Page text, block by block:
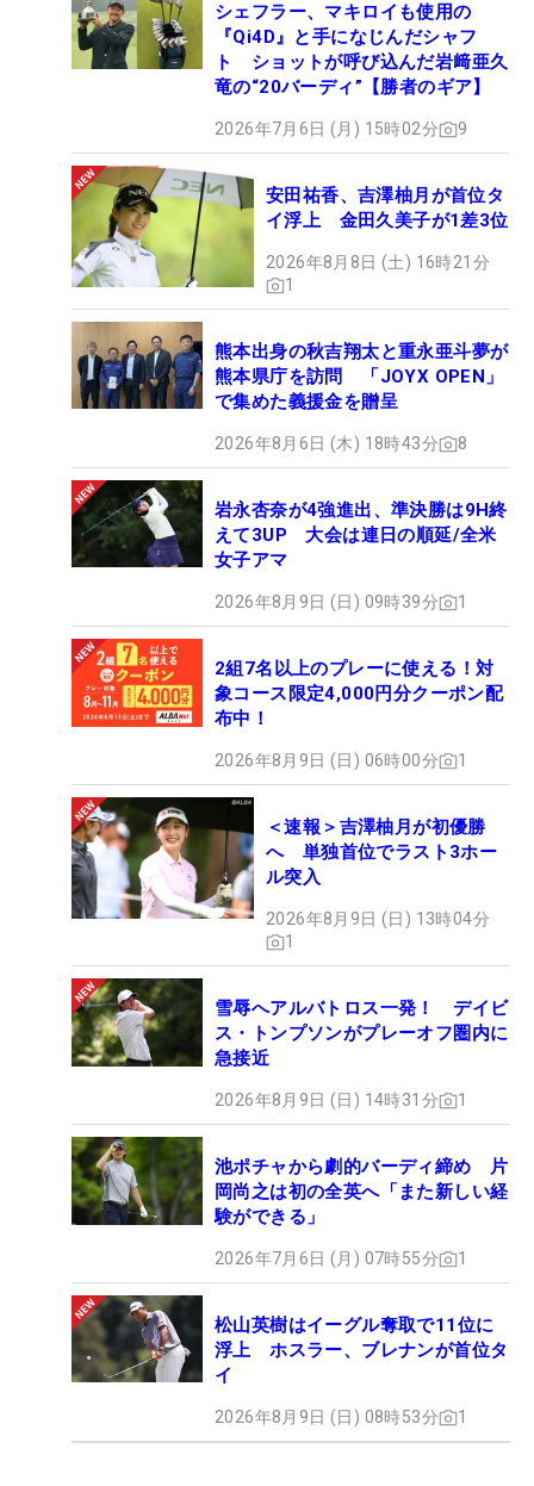
シェフラー、マキロイも使用の
『Qi4D』と手になじんだシャフ
ト ショットが呼び込んだ岩﨑亜久
竜の“20バーディ”【勝者のギア】
2026年7月6日 (月) 15時02分 9
安田祐香、吉澤柚月が首位タ
イ浮上 金田久美子が1差3位
2026年8月8日 (土) 16時21分
1
熊本出身の秋吉翔太と重永亜斗夢が
熊本県庁を訪問 「JOYX OPEN」
で集めた義援金を贈呈
2026年8月6日 (木) 18時43分 8
岩永杏奈が4強進出、準決勝は9H終
えて3UP 大会は連日の順延/全米
女子アマ
2026年8月9日 (日) 09時39分 1
2組7名以上のプレーに使える！対
象コース限定4,000円分クーポン配
布中！
2026年8月9日 (日) 06時00分 1
＜速報＞吉澤柚月が初優勝
へ 単独首位でラスト3ホー
ル突入
2026年8月9日 (日) 13時04分
1
雪辱へアルバトロス一発！ デイビ
ス・トンプソンがプレーオフ圏内に
急接近
2026年8月9日 (日) 14時31分 1
池ポチャから劇的バーディ締め 片
岡尚之は初の全英へ「また新しい経
験ができる」
2026年7月6日 (月) 07時55分 1
松山英樹はイーグル奪取で11位に
浮上 ホスラー、ブレナンが首位タ
イ
2026年8月9日 (日) 08時53分 1